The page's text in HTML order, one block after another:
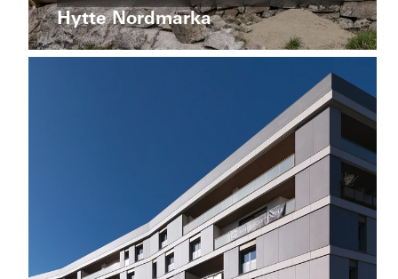
Posuvné
dvere
TirolVýnimočná architektúra
Okná
Fasády
Norway
Hytte Nordmarka
Viacgeneračný
dom